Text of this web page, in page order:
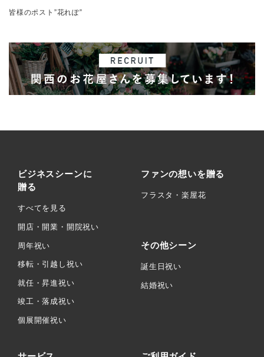
皆様のポスト”花れぽ”
ビジネスシーンに
贈る
すべてを見る
開店・開業・開院祝い
周年祝い
移転・引越し祝い
就任・昇進祝い
竣工・落成祝い
個展開催祝い
ファンの想いを贈る
フラスタ・楽屋花
その他シーン
誕生日祝い
結婚祝い